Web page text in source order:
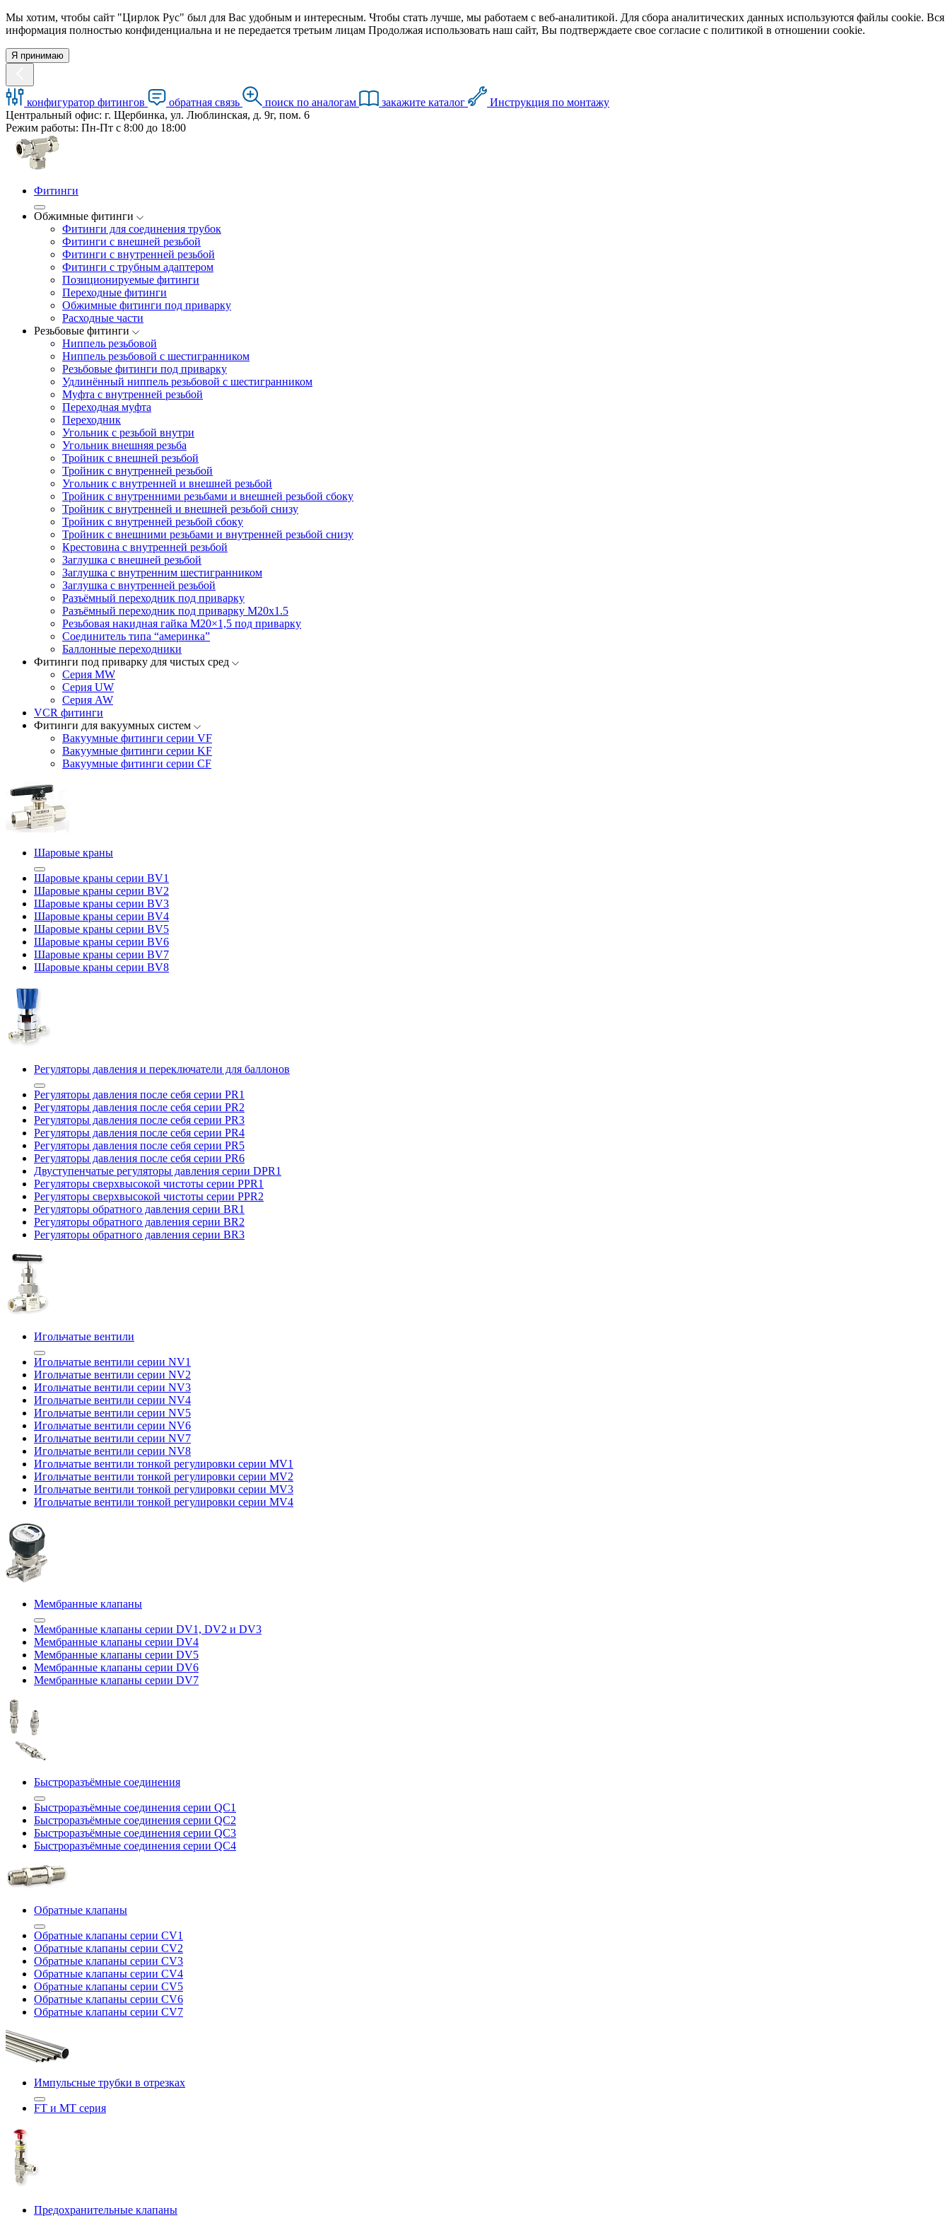
Мы хотим, чтобы сайт "Цирлок Рус" был для Вас удобным и интересным. Чтобы стать лучше, мы работаем с веб-аналитикой. Для сбора аналитических данных используются файлы cookie. Вся
информация полностью конфиденциальна и не передается третьим лицам Продолжая использовать наш сайт, Вы подтверждаете свое согласие с политикой в отношении cookie.
Я принимаю
конфигуратор фитингов обратная связь поиск по аналогам закажите каталог
Инструкция по монтажу
Центральный офис: г. Щербинка, ул. Люблинская, д. 9г, пом. 6
Режим работы: Пн-Пт с 8:00 до 18:00
Фитинги
Обжимные фитинги
Фитинги для соединения трубок
Фитинги с внешней резьбой
Фитинги с внутренней резьбой
Фитинги с трубным адаптером
Позиционируемые фитинги
Переходные фитинги
Обжимные фитинги под приварку
Расходные части
Резьбовые фитинги
Ниппель резьбовой
Ниппель резьбовой с шестигранником
Резьбовые фитинги под приварку
Удлинённый ниппель резьбовой с шестигранником
Муфта с внутренней резьбой
Переходная муфта
Переходник
Угольник с резьбой внутри
Угольник внешняя резьба
Тройник с внешней резьбой
Тройник с внутренней резьбой
Угольник с внутренней и внешней резьбой
Тройник с внутренними резьбами и внешней резьбой сбоку
Тройник с внутренней и внешней резьбой снизу
Тройник с внутренней резьбой сбоку
Тройник с внешними резьбами и внутренней резьбой снизу
Крестовина с внутренней резьбой
Заглушка с внешней резьбой
Заглушка с внутренним шестигранником
Заглушка с внутренней резьбой
Разъёмный переходник под приварку
Разъёмный переходник под приварку М20х1.5
Резьбовая накидная гайка M20×1,5 под приварку
Соединитель типа “америнка”
Баллонные переходники
Фитинги под приварку для чистых сред
Серия MW
Серия UW
Серия AW
VCR фитинги
Фитинги для вакуумных систем
Вакуумные фитинги серии VF
Вакуумные фитинги серии KF
Вакуумные фитинги серии CF
Шаровые краны
Шаровые краны серии BV1
Шаровые краны серии BV2
Шаровые краны серии BV3
Шаровые краны серии BV4
Шаровые краны серии BV5
Шаровые краны серии BV6
Шаровые краны серии BV7
Шаровые краны серии BV8
Регуляторы давления и переключатели для баллонов
Регуляторы давления после себя серии PR1
Регуляторы давления после себя серии PR2
Регуляторы давления после себя серии PR3
Регуляторы давления после себя серии PR4
Регуляторы давления после себя серии PR5
Регуляторы давления после себя серии PR6
Двуступенчатые регуляторы давления серии DPR1
Регуляторы сверхвысокой чистоты серии PPR1
Регуляторы сверхвысокой чистоты серии PPR2
Регуляторы обратного давления серии BR1
Регуляторы обратного давления серии BR2
Регуляторы обратного давления серии BR3
Игольчатые вентили
Игольчатые вентили серии NV1
Игольчатые вентили серии NV2
Игольчатые вентили серии NV3
Игольчатые вентили серии NV4
Игольчатые вентили серии NV5
Игольчатые вентили серии NV6
Игольчатые вентили серии NV7
Игольчатые вентили серии NV8
Игольчатые вентили тонкой регулировки серии MV1
Игольчатые вентили тонкой регулировки серии MV2
Игольчатые вентили тонкой регулировки серии MV3
Игольчатые вентили тонкой регулировки серии MV4
Мембранные клапаны
Мембранные клапаны серии DV1, DV2 и DV3
Мембранные клапаны серии DV4
Мембранные клапаны серии DV5
Мембранные клапаны серии DV6
Мембранные клапаны серии DV7
Быстроразъёмные соединения
Быстроразъёмные соединения серии QC1
Быстроразъёмные соединения серии QC2
Быстроразъёмные соединения серии QC3
Быстроразъёмные соединения серии QC4
Обратные клапаны
Обратные клапаны серии CV1
Обратные клапаны серии CV2
Обратные клапаны серии CV3
Обратные клапаны серии CV4
Обратные клапаны серии CV5
Обратные клапаны серии CV6
Обратные клапаны серии CV7
Импульсные трубки в отрезках
FT и MT серия
Предохранительные клапаны